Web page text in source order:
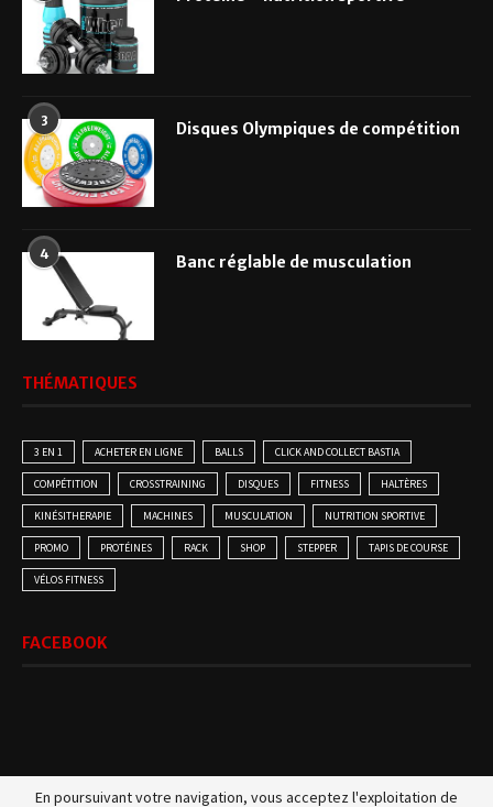
3 Disques Olympiques de compétition
4 Banc réglable de musculation
THÉMATIQUES
3 EN 1 ACHETER EN LIGNE BALLS CLICK AND COLLECT BASTIA
COMPÉTITION CROSSTRAINING DISQUES FITNESS HALTÈRES
KINÉSITHERAPIE MACHINES MUSCULATION NUTRITION SPORTIVE
PROMO PROTÉINES RACK SHOP STEPPER TAPIS DE COURSE
VÉLOS FITNESS
FACEBOOK
En poursuivant votre navigation, vous acceptez l'exploitation de